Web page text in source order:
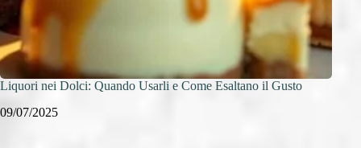
Liquori nei Dolci: Quando Usarli e Come Esaltano il Gusto
09/07/2025